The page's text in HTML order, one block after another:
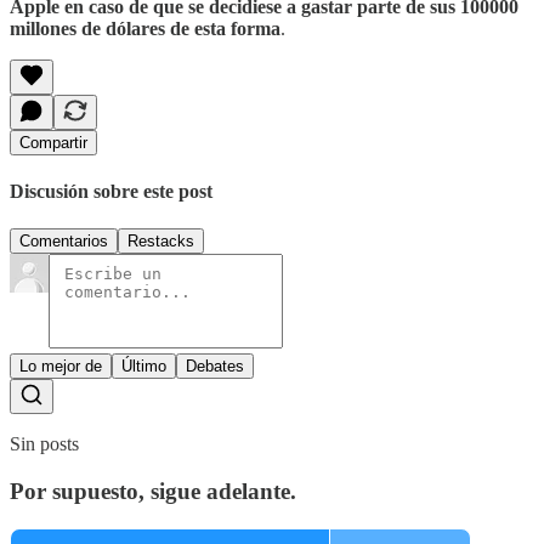
Apple en caso de que se decidiese a gastar parte de sus 100000
millones de dólares de esta forma.
Compartir
Discusión sobre este post
Comentarios Restacks
Lo mejor de Último Debates
Sin posts
Por supuesto, sigue adelante.